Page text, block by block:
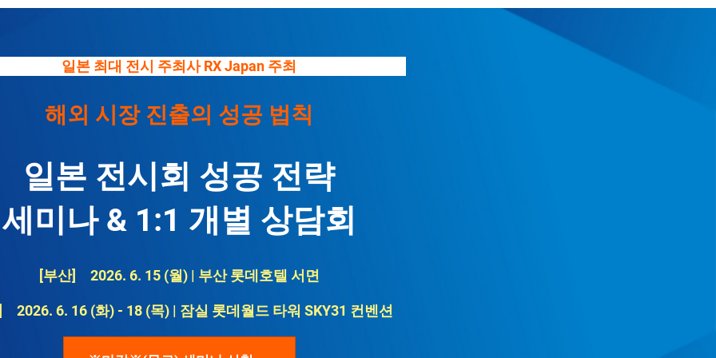
일본 최대 전시 주최사 RX Japan 주최
해외 시장 진출의 성공 법칙
일본 전시회 성공 전략
세미나 & 1:1 개별 상담회
[부산] 2026. 6. 15 (월) | 부산 롯데호텔 서면
2026. 6. 16 (화) - 18 (목) | 잠실 롯데월드 타워 SKY31 컨벤션